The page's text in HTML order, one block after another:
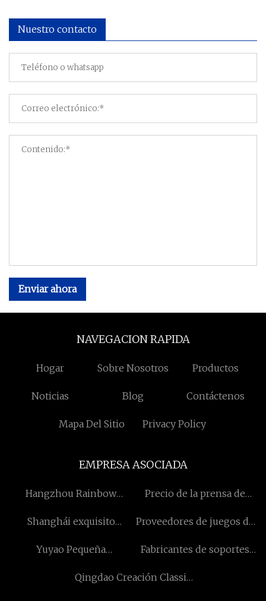
Nuestro contacto
Enviar ahora
NAVEGACION RAPIDA
Hogar Sobre Nosotros Productos
Noticias Blog Contáctenos
Mapa Del Sitio Privacy Policy
EMPRESA ASOCIADA
Hangzhou Rainbow
Co., Ltd
Precio de la prensa de
Shanghái exquisito
Limitado
Proveedores de juegos de
Yuyao Pequeña
Productos Co., Ltd.
Fabricantes de soportes
bolas de velocidad de
Qingdao Creación Classic